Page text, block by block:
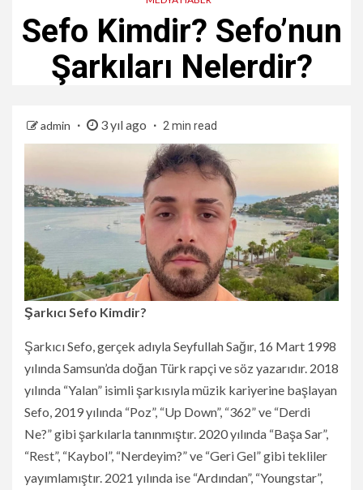
Sefo Kimdir? Sefo’nun
Şarkıları Nelerdir?
admin 3 yıl ago 2 min read
Şarkıcı Sefo Kimdir?
Şarkıcı Sefo, gerçek adıyla Seyfullah Sağır, 16 Mart 1998
yılında Samsun’da doğan Türk rapçi ve söz yazarıdır. 2018
yılında “Yalan” isimli şarkısıyla müzik kariyerine başlayan
Sefo, 2019 yılında “Poz”, “Up Down”, “362” ve “Derdi
Ne?” gibi şarkılarla tanınmıştır. 2020 yılında “Başa Sar”,
“Rest”, “Kaybol”, “Nerdeyim?” ve “Geri Gel” gibi tekliler
yayımlamıştır. 2021 yılında ise “Ardından”, “Youngstar”,